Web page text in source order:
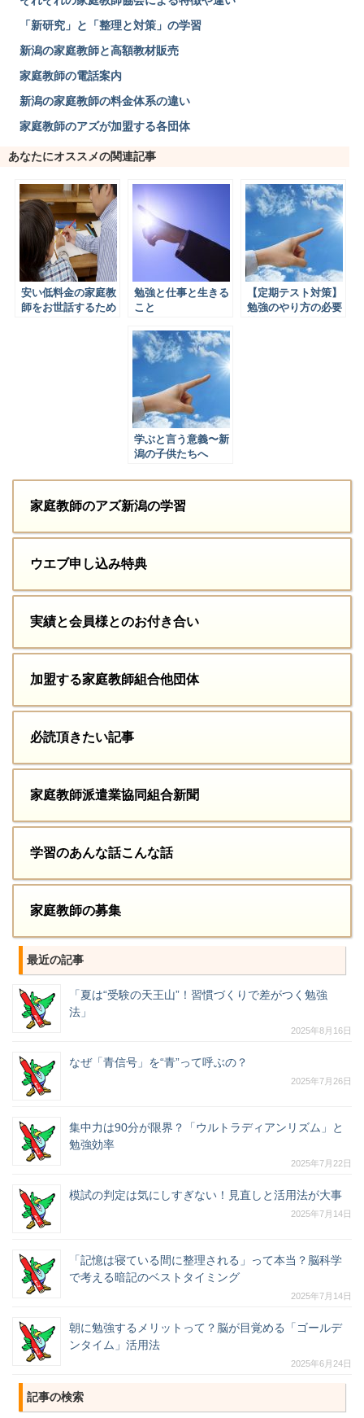
「新研究」と「整理と対策」の学習
新潟の家庭教師と高額教材販売
家庭教師の電話案内
新潟の家庭教師の料金体系の違い
家庭教師のアズが加盟する各団体
あなたにオススメの関連記事
安い低料金の家庭教
師をお世話するため
勉強と仕事と生きる
こと
【定期テスト対策】
勉強のやり方の必要
学ぶと言う意義〜新
潟の子供たちへ
家庭教師のアズ新潟の学習
ウエブ申し込み特典
実績と会員様とのお付き合い
加盟する家庭教師組合他団体
必読頂きたい記事
家庭教師派遣業協同組合新聞
学習のあんな話こんな話
家庭教師の募集
最近の記事
「夏は“受験の天王山”！習慣づくりで差がつく勉強
法」
2025年8月16日
なぜ「青信号」を“青”って呼ぶの？
2025年7月26日
集中力は90分が限界？「ウルトラディアンリズム」と
勉強効率
2025年7月22日
模試の判定は気にしすぎない！見直しと活用法が大事
2025年7月14日
「記憶は寝ている間に整理される」って本当？脳科学
で考える暗記のベストタイミング
2025年7月14日
朝に勉強するメリットって？脳が目覚める「ゴールデ
ンタイム」活用法
2025年6月24日
記事の検索